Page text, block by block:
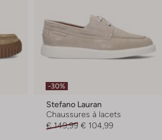
-30%
Stefano Lauran
Chaussures à lacets
€ 149,99 € 104,99